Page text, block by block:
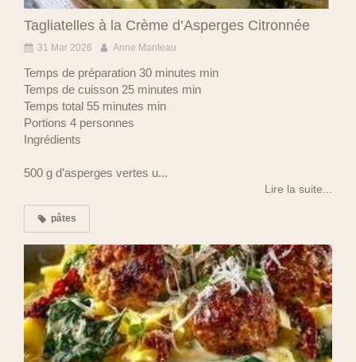
Tagliatelles à la Crème d’Asperges Citronnée
31 Mar 2026 Anne Manteau
Temps de préparation 30 minutes min
Temps de cuisson 25 minutes min
Temps total 55 minutes min
Portions 4 personnes
Ingrédients
500 g d’asperges vertes u...
Lire la suite...
pâtes